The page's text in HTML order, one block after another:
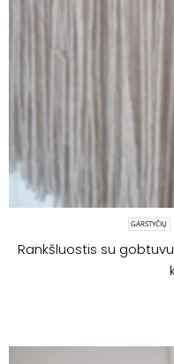
GARSTYČIŲ
Rankšluostis su